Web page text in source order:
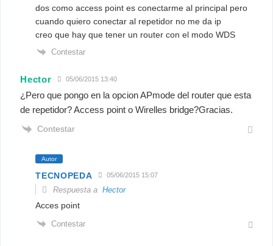
dos como access point es conectarme al principal pero
cuando quiero conectar al repetidor no me da ip
creo que hay que tener un router con el modo WDS
Contestar
Hector 05/06/2015 13:40
¿Pero que pongo en la opcion APmode del router que esta
de repetidor? Access point o Wirelles bridge?Gracias.
Contestar
Autor
TECNOPEDA 05/06/2015 15:07
Respuesta aHector
Acces point
Contestar